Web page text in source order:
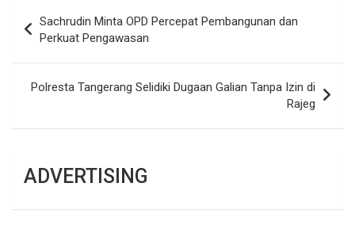
pos
Sachrudin Minta OPD Percepat Pembangunan dan
Perkuat Pengawasan
Polresta Tangerang Selidiki Dugaan Galian Tanpa Izin di
Rajeg
ADVERTISING